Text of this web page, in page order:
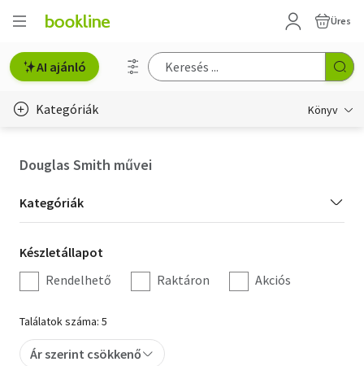
Üres
AI ajánló
Kategóriák Könyv
Hobbi, szabadidő
Irodalom
Művészet
Szakkönyv
Douglas Smith művei
Kategória
szűrés
Kategóriák
Készletállapot
szűrés
Készletállapot
Rendelhető
Raktáron Akciós
Találatok száma: 5
Ár szerint csökkenő